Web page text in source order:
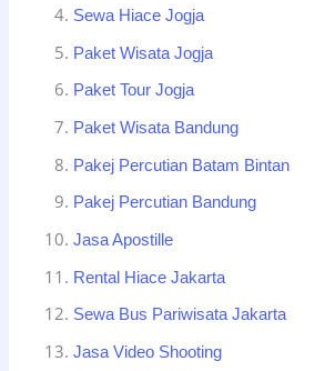
Sewa Hiace Jogja
Paket Wisata Jogja
Paket Tour Jogja
Paket Wisata Bandung
Pakej Percutian Batam Bintan
Pakej Percutian Bandung
Jasa Apostille
Rental Hiace Jakarta
Sewa Bus Pariwisata Jakarta
Jasa Video Shooting